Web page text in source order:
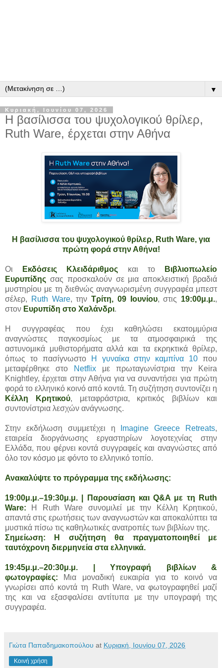
▼
Κυριακή, Ιουνίου 07, 2026
H βασίλισσα του ψυχολογικού θρίλερ,
Ruth Ware, έρχεται στην Αθήνα
Η βασίλισσα του ψυχολογικού θρίλερ, Ruth Ware, για
πρώτη φορά στην Αθήνα!
Οι Εκδόσεις Κλειδάριθμος και τοΒιβλιοπωλείο
Ευρυπίδης σας προσκαλούν σε μια αποκλειστική βραδιά
μυστηρίου με τη διεθνώς αναγνωρισμένη συγγραφέα μπεστ
σέλερ,
Ruth Ware, την Τρίτη, 09 Ιουνίου, στις 19:00μ.μ.,
στον Ευρυπίδη στο Χαλάνδρι.
Η συγγραφέας που έχει καθηλώσει εκατομμύρια
αναγνώστες παγκοσμίως με τα ατμοσφαιρικά της
αστυνομικά μυθιστορήματα αλλά και τα εκρηκτικά θρίλερ,
όπως το πασίγνωστο
Η γυναίκα στην καμπίνα 10 που
μεταφέρθηκε στο
Netflix με πρωταγωνίστρια την Keira
Knightley, έρχεται στην Αθήνα για να συναντήσει για πρώτη
φορά το ελληνικό κοινό από κοντά. Τη συζήτηση συντονίζει η
Κέλλη Κρητικού, μεταφράστρια, κριτικός βιβλίων και
συντονίστρια λεσχών ανάγνωσης.
Στην εκδήλωση συμμετέχει η Imagine Greece Retreats,
εταιρεία διοργάνωσης εργαστηρίων λογοτεχνίας στην
Ελλάδα, που φέρνει κοντά συγγραφείς και αναγνώστες από
όλο τον κόσμο με φόντο το ελληνικό τοπίο.
Ανακαλύψτε το πρόγραμμα της εκδήλωσης:
19:00μ.μ.–19:30μ.μ. | Παρουσίαση και Q&A με τη Ruth
Ware: Η Ruth Ware συνομιλεί με την Κέλλη Κρητικού,
απαντά στις ερωτήσεις των αναγνωστών και αποκαλύπτει τα
μυστικά πίσω τις καθηλωτικές ανατροπές των βιβλίων της.
Σημείωση: Η συζήτηση θα πραγματοποιηθεί με
ταυτόχρονη διερμηνεία στα ελληνικά.
19:45μ.μ.–20:30μ.μ. | Υπογραφή βιβλίων &
φωτογραφίες: Μια μοναδική ευκαιρία για το κοινό να
γνωρίσει από κοντά τη Ruth Ware, να φωτογραφηθεί μαζί
της και να εξασφαλίσει αντίτυπα με την υπογραφή της
συγγραφέα.
Γιώτα Παπαδημακοπούλου at Κυριακή, Ιουνίου 07, 2026
Κοινή χρήση